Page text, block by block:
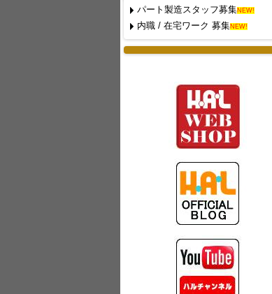
パート製造スタッフ募集NEW!
内職 / 在宅ワーク 募集NEW!